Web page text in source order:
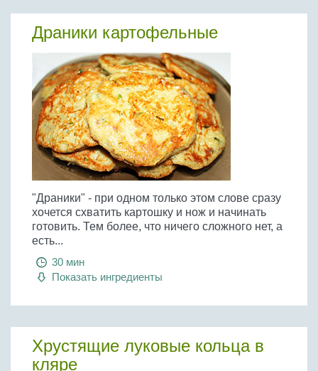
Драники картофельные
"Драники" - при одном только этом слове сразу
хочется схватить картошку и нож и начинать
готовить. Тем более, что ничего сложного нет, а
есть...
30 мин
Показать ингредиенты
Хрустящие луковые кольца в
кляре